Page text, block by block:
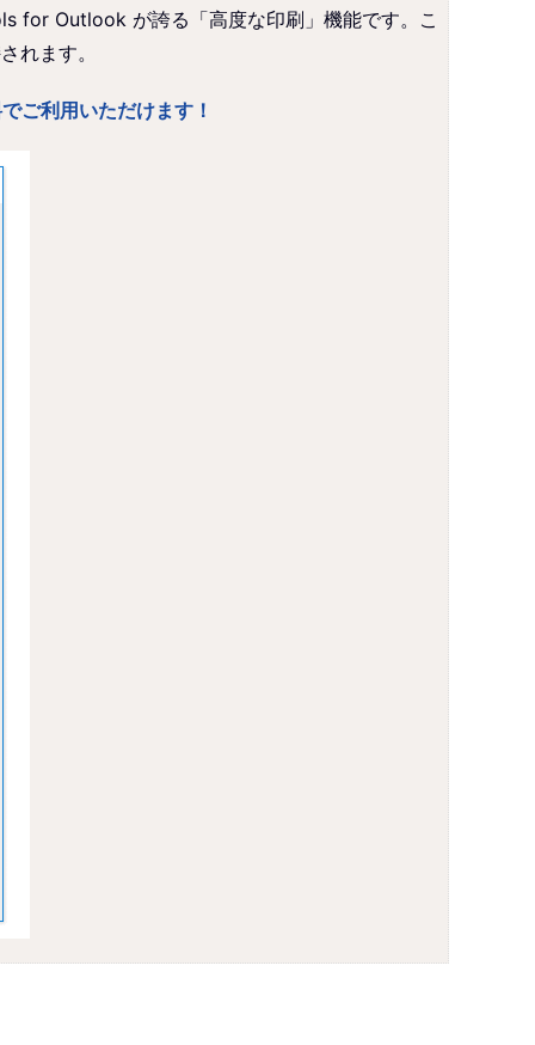
for Outlook が誇る「高度な印刷」機能です。こ
れます。
ご利用いただけます！